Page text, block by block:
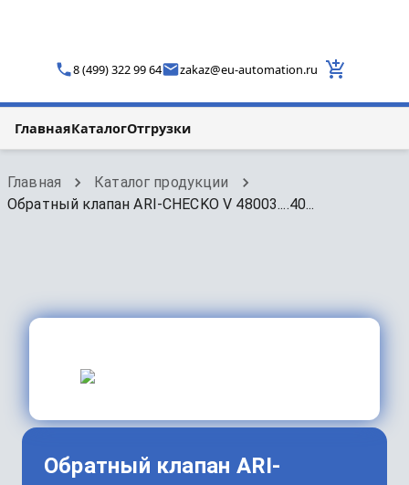
8 (499) 322 99 64 zakaz@eu-automation.ru
ГлавнаяКаталогОтгрузки
Главная
Каталог продукции
Обратный клапан ARI-CHECKO V 48003....40...
Обратный клапан ARI-